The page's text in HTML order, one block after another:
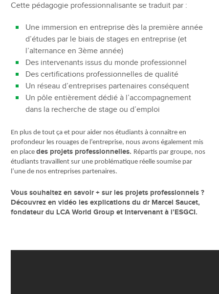
Cette pédagogie professionnalisante se traduit par :
Une immersion en entreprise dès la première année
d’études par le biais de stages en entreprise (et
l’alternance en 3ème année)
Des intervenants issus du monde professionnel
Des certifications professionnelles de qualité
Un réseau d’entreprises partenaires conséquent
Un pôle entièrement dédié à l’accompagnement
dans la recherche de stage ou d’emploi
En plus de tout ça et pour aider nos étudiants à connaître en
profondeur les rouages de l’entreprise, nous avons également mis
en placedes projets professionnelles. Répartis par groupe, nos
étudiants travaillent sur une problématique réelle soumise par
l’une de nos entreprises partenaires.
Vous souhaitez en savoir + sur les projets professionnels ?
Découvrez en vidéo les explications du dr Marcel Saucet,
fondateur du LCA World Group et Intervenant à l’ESGCI.